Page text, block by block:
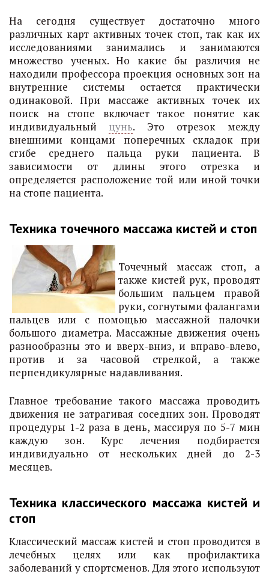
На сегодня существует достаточно много
различных карт активных точек стоп, так как их
исследованиями занимались и занимаются
множество ученых. Но какие бы различия не
находили профессора проекция основных зон на
внутренние системы остается практически
одинаковой. При массаже активных точек их
поиск на стопе включает такое понятие как
индивидуальный цунь. Это отрезок между
внешними концами поперечных складок при
сгибе среднего пальца руки пациента. В
зависимости от длины этого отрезка и
определяется расположение той или иной точки
на стопе пациента.
Техника точечного массажа кистей и стоп
Точечный массаж стоп, а
также кистей рук, проводят
большим пальцем правой
руки, согнутыми фалангами
пальцев или с помощью массажной палочки
большого диаметра. Массажные движения очень
разнообразны это и вверх-вниз, и вправо-влево,
против и за часовой стрелкой, а также
перпендикулярные надавливания.
Главное требование такого массажа проводить
движения не затрагивая соседних зон. Проводят
процедуры 1-2 раза в день, массируя по 5-7 мин
каждую зон. Курс лечения подбирается
индивидуально от нескольких дней до 2-3
месяцев.
Техника классического массажа кистей и
стоп
Классический массаж кистей и стоп проводится в
лечебных целях или как профилактика
заболеваний у спортсменов. Для этого используют